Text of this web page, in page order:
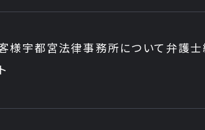
様宇都宮法律事務所について弁護